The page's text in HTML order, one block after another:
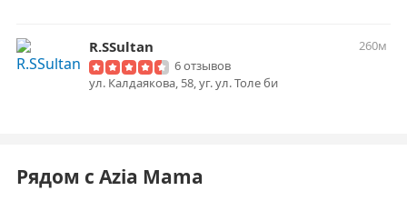
R.SSultan
260м
6 отзывов
ул. Калдаякова, 58, уг. ул. Толе би
Рядом с Azia Mama